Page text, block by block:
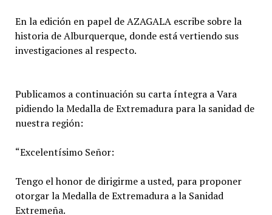
En la edición en papel de AZAGALA escribe sobre la
historia de Alburquerque, donde está vertiendo sus
investigaciones al respecto.
Publicamos a continuación su carta íntegra a Vara
pidiendo la Medalla de Extremadura para la sanidad de
nuestra región:
“Excelentísimo Señor:
Tengo el honor de dirigirme a usted, para proponer
otorgar la Medalla de Extremadura a la Sanidad
Extremeña.